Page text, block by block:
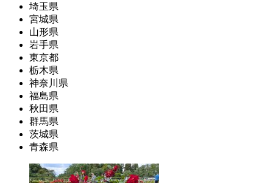
埼玉県
宮城県
山形県
岩手県
東京都
栃木県
神奈川県
福島県
秋田県
群馬県
茨城県
青森県